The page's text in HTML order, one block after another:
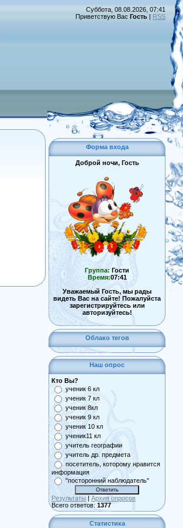
Суббота, 08.08.2026, 07:41
Приветствую Вас Гость | RSS
Форма входа
Доброй ночи, Гость
Группа: Гости
Время:07:41
Уважаемый Гость, мы рады
видеть Вас на сайте! Пожалуйста
зарегистрируйтесь или
авторизуйтесь!
Облако тегов
Наш опрос
Кто Вы?
ученик 6 кл
ученик 7 кл
ученик 8кл
ученик 9 кл
ученик 10 кл
ученик11 кл
учитель географии
учитель др. предмета
посетитель, которому нравится
информация
"посторонний наблюдатель"
Результаты | Архив опросов
Всего ответов: 1377
Статистика